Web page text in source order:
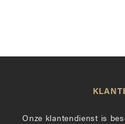
Onze klantendienst is